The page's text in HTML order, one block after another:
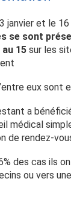
janvier et le 16
se sont
15 sur les
eux sont
a
médical
de rendez-
des cas ils
ou vers